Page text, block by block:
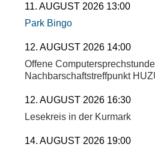
11. AUGUST 2026 13:00
Park Bingo
12. AUGUST 2026 14:00
Offene
Nachbarschaftstreffpunkt
12. AUGUST 2026 16:30
Lesekreis in der Kurmark
14. AUGUST 2026 19:00